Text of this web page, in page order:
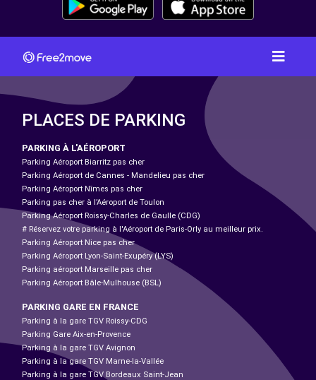
PLACES DE PARKING
PARKING À L'AÉROPORT
Parking Aéroport Biarritz pas cher
Parking Aéroport de Cannes - Mandelieu pas cher
Parking Aéroport Nîmes pas cher
Parking pas cher à l’Aéroport de Toulon
Parking Aéroport Roissy-Charles de Gaulle (CDG)
# Réservez votre parking à l'Aéroport de Paris-Orly au meilleur prix.
Parking Aéroport Nice pas cher
Parking Aéroport Lyon-Saint-Exupéry (LYS)
Parking aéroport Marseille pas cher
Parking Aéroport Bâle-Mulhouse (BSL)
PARKING GARE EN FRANCE
Parking à la gare TGV Roissy-CDG
Parking Gare Aix-en-Provence
Parking à la gare TGV Avignon
Parking à la gare TGV Marne-la-Vallée
Parking à la gare TGV Bordeaux Saint-Jean